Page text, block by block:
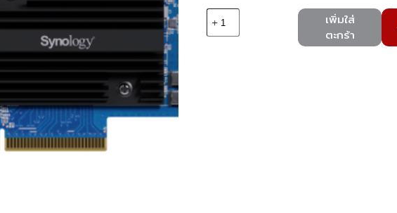
เพิ่มใส่
ตะกร้า